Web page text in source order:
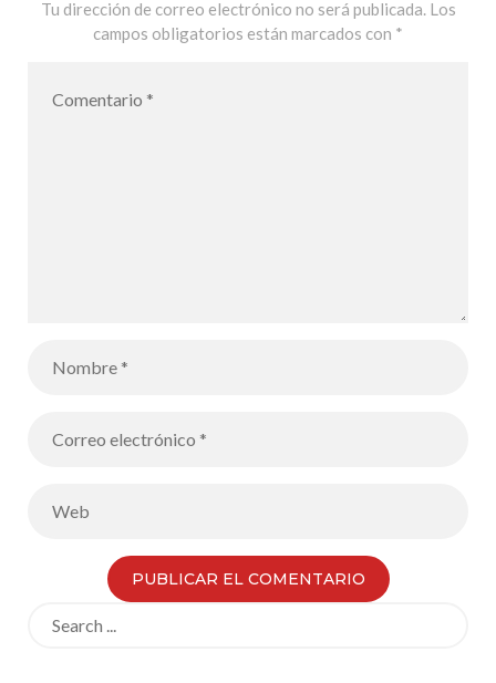
Tu dirección de correo electrónico no será publicada. Los
campos obligatorios están marcados con *